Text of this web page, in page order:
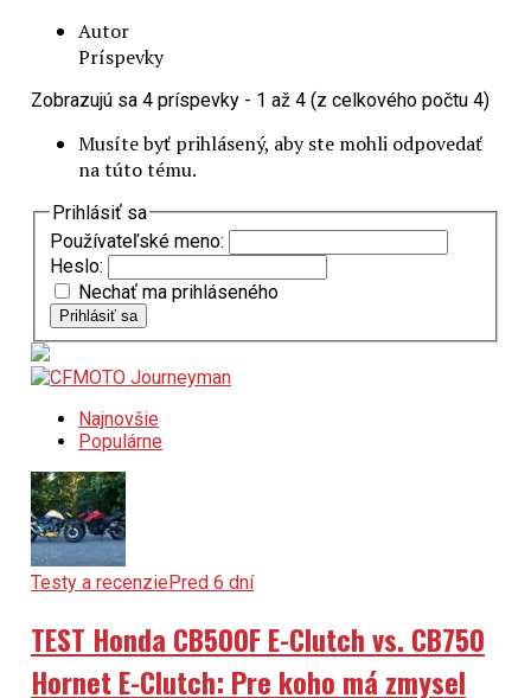
Autor
Príspevky
Zobrazujú sa 4 príspevky - 1 až 4 (z celkového počtu 4)
Musíte byť prihlásený, aby ste mohli odpovedať
na túto tému.
Prihlásiť sa
Používateľské meno:
Heslo:
Nechať ma prihláseného
Prihlásiť sa
Najnovšie
Populárne
Testy a recenziePred 6 dní
TEST Honda CB500F E-Clutch vs. CB750
Hornet E-Clutch: Pre koho má zmysel